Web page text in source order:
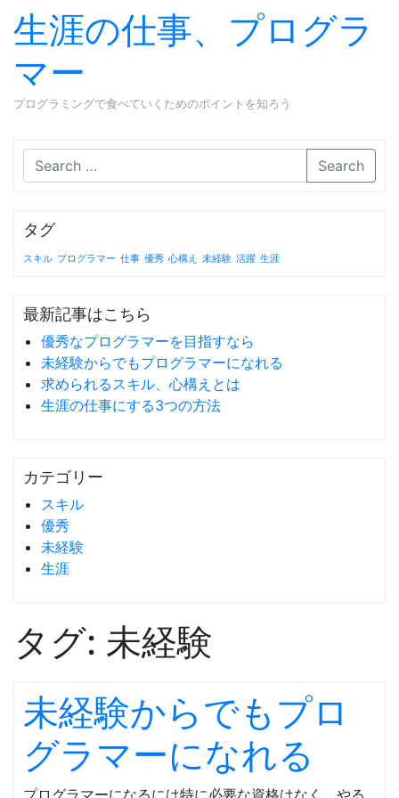
生涯の仕事、プログラ
マー
プログラミングで食べていくためのポイントを知ろう
Search
タグ
スキル プログラマー 仕事 優秀 心構え 未経験 活躍 生涯
最新記事はこちら
優秀なプログラマーを目指すなら
未経験からでもプログラマーになれる
求められるスキル、心構えとは
生涯の仕事にする3つの方法
カテゴリー
スキル
優秀
未経験
生涯
タグ: 未経験
未経験からでもプロ
グラマーになれる
プログラマーになるには特に必要な資格はなく、やる